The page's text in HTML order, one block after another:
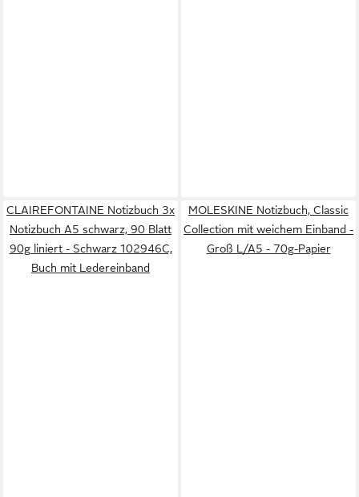
CLAIREFONTAINE Notizbuch 3x
Notizbuch A5 schwarz, 90 Blatt
90g liniert - Schwarz 102946C,
Buch mit Ledereinband
MOLESKINE Notizbuch, Classic
Collection mit weichem Einband -
Groß L/A5 - 70g-Papier